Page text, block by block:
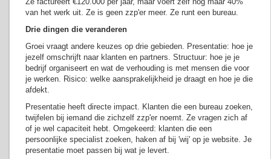
van het werk uit. Ze is geen zzp'er meer. Ze runt een bureau.
Drie dingen die veranderen
Groei vraagt andere keuzes op drie gebieden. Presentatie: hoe je
jezelf omschrijft naar klanten en partners. Structuur: hoe je je
bedrijf organiseert en wat de verhouding is met mensen die voor
je werken. Risico: welke aansprakelijkheid je draagt en hoe je die
afdekt.
Presentatie heeft directe impact. Klanten die een bureau zoeken,
twijfelen bij iemand die zichzelf zzp'er noemt. Ze vragen zich af
of je wel capaciteit hebt. Omgekeerd: klanten die een
persoonlijke specialist zoeken, haken af bij 'wij' op je website. Je
presentatie moet passen bij wat je levert.